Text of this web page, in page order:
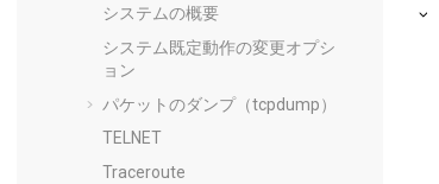
システムの概要
システム既定動作の変更オプシ
ョン
パケットのダンプ（tcpdump）
TELNET
Traceroute